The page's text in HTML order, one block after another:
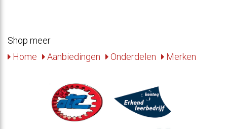
Shop meer
Home
Aanbiedingen Onderdelen Merken